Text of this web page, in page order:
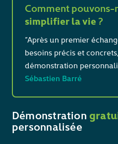
Comment pouvons-
simplifier la vie ?
“Après un premier
besoins précis et
démonstration
Sébastien Barré
Démonstration
personnalisée